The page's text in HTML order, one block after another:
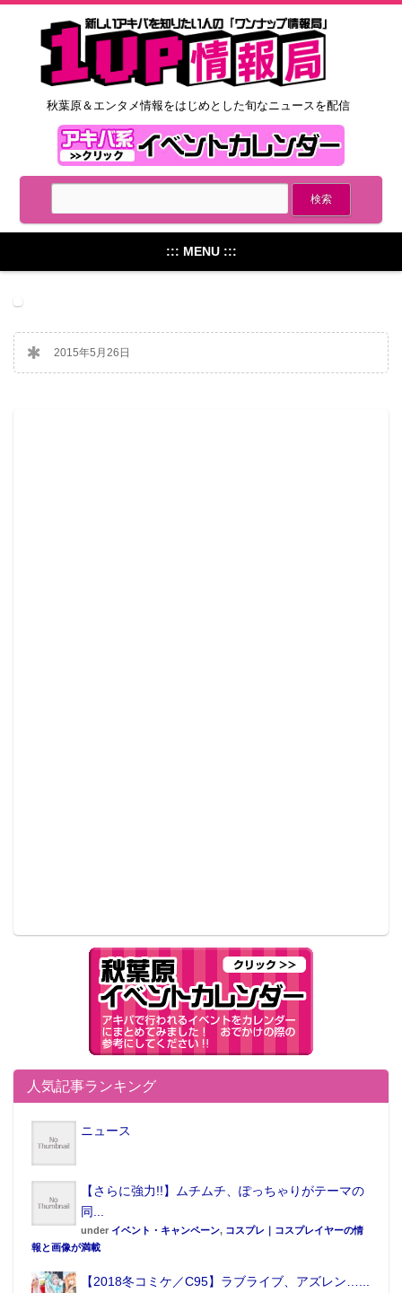
秋葉原＆エンタメ情報をはじめとした旬なニュースを配信
::: MENU :::
2015年5月26日
人気記事ランキング
ニュース
【さらに強力!!】ムチムチ、ぽっちゃりがテーマの
同...
under イベント・キャンペーン, コスプレ｜コスプレイヤーの情
報と画像が満載
【2018冬コミケ／C95】ラブライブ、アズレン…...